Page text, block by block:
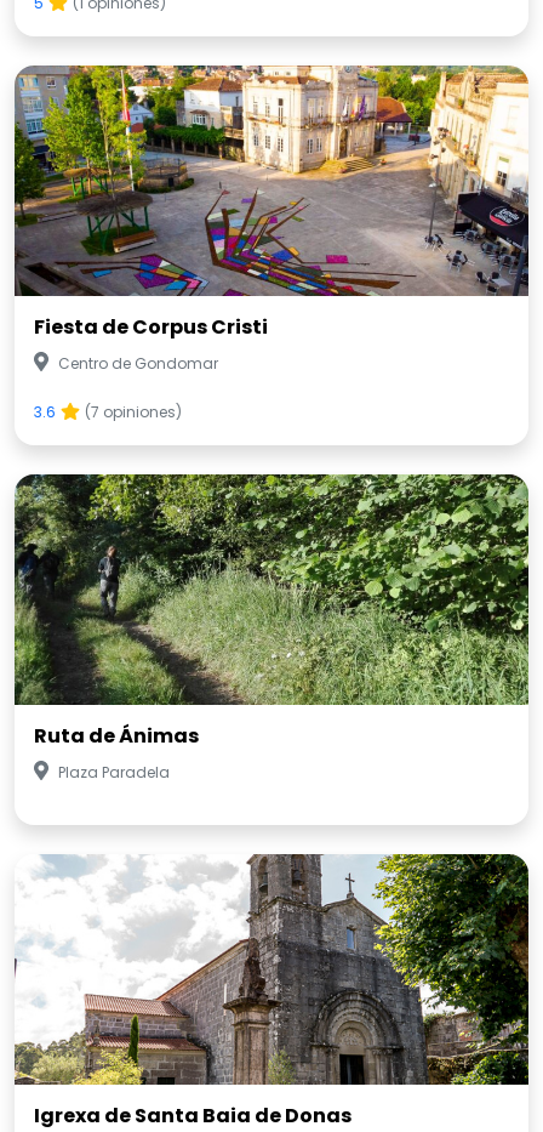
Fiesta de Corpus Cristi
Centro de Gondomar
3.6 (7 opiniones)
Ruta de Ánimas
Plaza Paradela
Igrexa de Santa Baia de Donas
Lugar de Mosteiro 18